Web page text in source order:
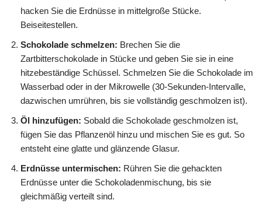
hacken Sie die Erdnüsse in mittelgroße Stücke.
Beiseitestellen.
Schokolade schmelzen: Brechen Sie die
Zartbitterschokolade in Stücke und geben Sie sie in eine
hitzebeständige Schüssel. Schmelzen Sie die Schokolade im
Wasserbad oder in der Mikrowelle (30-Sekunden-Intervalle,
dazwischen umrühren, bis sie vollständig geschmolzen ist).
Öl hinzufügen: Sobald die Schokolade geschmolzen ist,
fügen Sie das Pflanzenöl hinzu und mischen Sie es gut. So
entsteht eine glatte und glänzende Glasur.
Erdnüsse untermischen: Rühren Sie die gehackten
Erdnüsse unter die Schokoladenmischung, bis sie
gleichmäßig verteilt sind.